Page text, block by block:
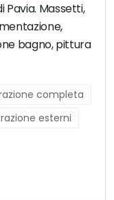
Pavia. Massetti,
bagno, pittura
completa
esterni